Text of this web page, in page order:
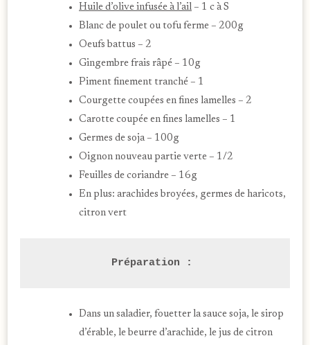
Huile d’olive infusée à l’ail – 1 c à S
Blanc de poulet ou tofu ferme – 200g
Oeufs battus – 2
Gingembre frais râpé – 10g
Piment finement tranché – 1
Courgette coupées en fines lamelles – 2
Carotte coupée en fines lamelles – 1
Germes de soja – 100g
Oignon nouveau partie verte – 1/2
Feuilles de coriandre – 16g
En plus: arachides broyées, germes de haricots,
citron vert
Préparation :
Dans un saladier, fouetter la sauce soja, le sirop
d’érable, le beurre d’arachide, le jus de citron